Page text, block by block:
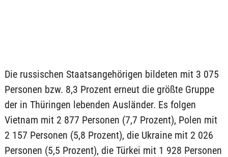
Die russischen Staatsangehörigen bildeten mit 3 075
Personen bzw. 8,3 Prozent erneut die größte Gruppe
der in Thüringen lebenden Ausländer. Es folgen
Vietnam mit 2 877 Personen (7,7 Prozent), Polen mit
2 157 Personen (5,8 Prozent), die Ukraine mit 2 026
Personen (5,5 Prozent), die Türkei mit 1 928 Personen